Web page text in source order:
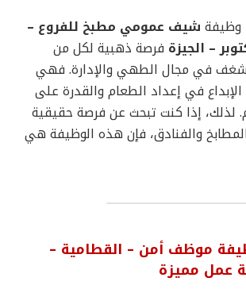
وظيفة شيف عمومي مطبخ للفروع –
– الجيزة فرصة ذهبية لكل من
في مجال الطهي والإدارة. فهي
في إعداد الطعام والقدرة على
لذلك، إذا كنت تبحث عن فرصة حقيقية
والفنادق، فإن هذه الوظيفة هي
موظف أمن – القطامية –
عمل مميزة